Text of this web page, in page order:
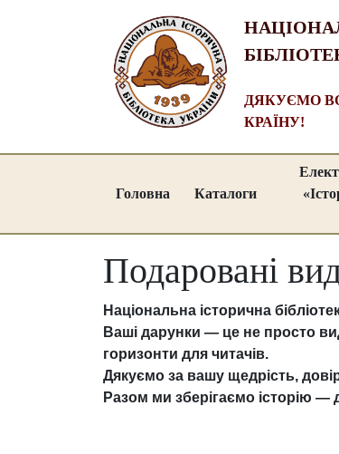
ДЯКУЄМО
КРАЇНУ!
Головна Каталоги
Подаровані
Національна історична
Ваші дарунки — це не просто
горизонти для читачів.
Дякуємо за вашу щедрість,
Разом ми зберігаємо історію —